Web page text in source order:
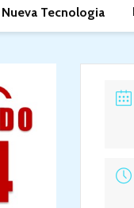
Nueva Tecnologia